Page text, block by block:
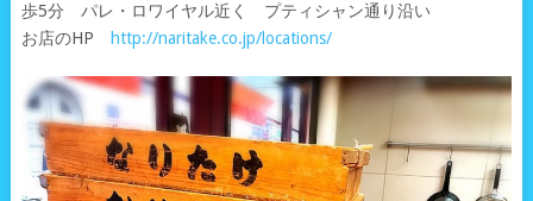
歩5分 パレ・ロワイヤル近く プティシャン通り沿い
お店のHP
http://naritake.co.jp/locations/